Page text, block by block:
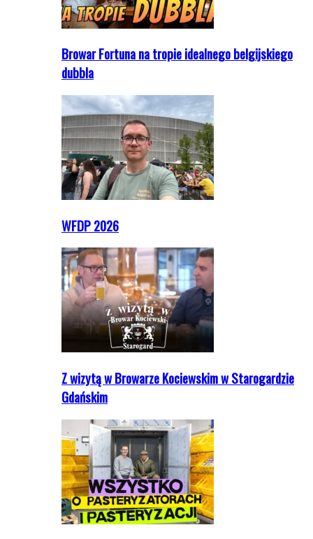
Browar Fortuna na tropie idealnego belgijskiego
dubbla
WFDP 2026
Z wizytą w Browarze Kociewskim w Starogardzie
Gdańskim